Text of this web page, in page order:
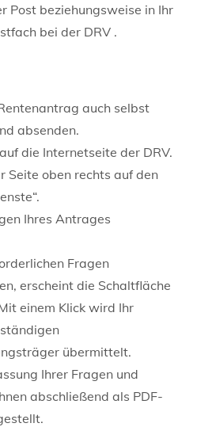
Post beziehungsweise in Ihr
bei der DRV .
auch selbst
absenden.
die Internetseite der DRV.
Seite oben rechts auf den
Ihres Antrages
Fragen
erscheint die Schaltfläche
einem Klick wird Ihr
übermittelt.
Ihrer Fragen und
abschließend als PDF-